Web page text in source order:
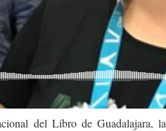
del Libro de Guadalajara,